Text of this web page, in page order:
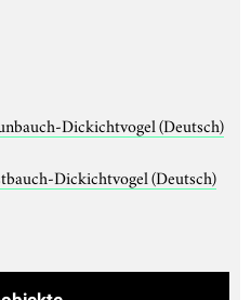
Dickichtvogel (Deutsch)
Dickichtvogel (Deutsch)